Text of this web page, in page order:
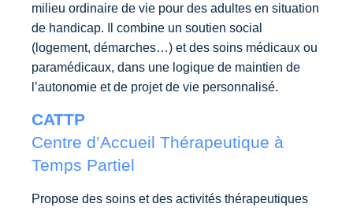
milieu ordinaire de vie pour des adultes en situation
de handicap. Il combine un soutien social
(logement, démarches…) et des soins médicaux ou
paramédicaux, dans une logique de maintien de
l’autonomie et de projet de vie personnalisé.
CATTP
Centre d’Accueil Thérapeutique à
Temps Partiel
Propose des soins et des activités thérapeutiques